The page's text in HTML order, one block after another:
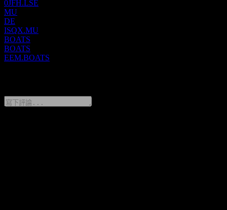
0JFH.LSE
MU
DE
ISQX.MU
BOATS
BOATS
EEM.BOATS